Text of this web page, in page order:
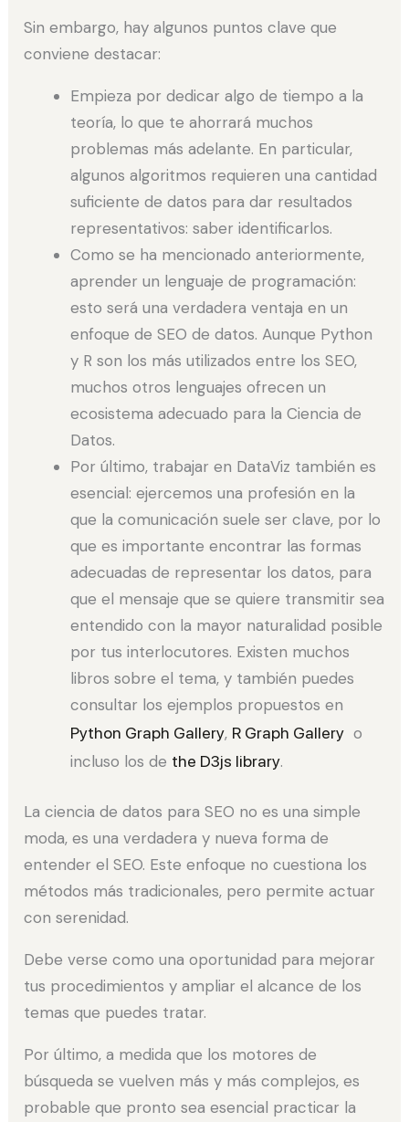
Sin embargo, hay algunos puntos clave que
conviene destacar:
Empieza por dedicar algo de tiempo a la
teoría, lo que te ahorrará muchos
problemas más adelante. En particular,
algunos algoritmos requieren una cantidad
suficiente de datos para dar resultados
representativos: saber identificarlos.
Como se ha mencionado anteriormente,
aprender un lenguaje de programación:
esto será una verdadera ventaja en un
enfoque de SEO de datos. Aunque Python
y R son los más utilizados entre los SEO,
muchos otros lenguajes ofrecen un
ecosistema adecuado para la Ciencia de
Datos.
Por último, trabajar en DataViz también es
esencial: ejercemos una profesión en la
que la comunicación suele ser clave, por lo
que es importante encontrar las formas
adecuadas de representar los datos, para
que el mensaje que se quiere transmitir sea
entendido con la mayor naturalidad posible
por tus interlocutores. Existen muchos
libros sobre el tema, y también puedes
consultar los ejemplos propuestos en
Python Graph Gallery, R Graph Gallery o
incluso los de the D3js library.
La ciencia de datos para SEO no es una simple
moda, es una verdadera y nueva forma de
entender el SEO. Este enfoque no cuestiona los
métodos más tradicionales, pero permite actuar
con serenidad.
Debe verse como una oportunidad para mejorar
tus procedimientos y ampliar el alcance de los
temas que puedes tratar.
Por último, a medida que los motores de
búsqueda se vuelven más y más complejos, es
probable que pronto sea esencial practicar la